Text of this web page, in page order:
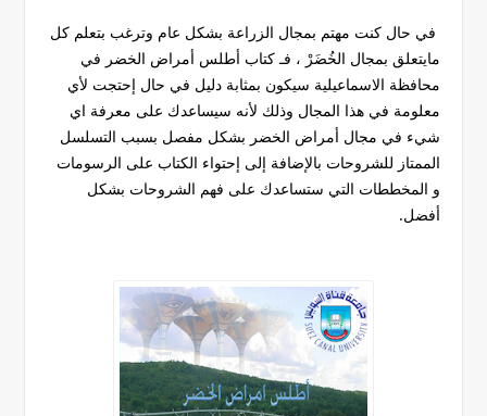
في حال كنت مهتم بمجال الزراعة بشكل عام وترغب بتعلم كل
مايتعلق بمجال الخُضَرْ ، فـ كتاب أطلس أمراض الخضر في
محافظة الاسماعيلية سيكون بمثابة دليل في حال إحتجت لأي
معلومة في هذا المجال وذلك لأنه سيساعدك على معرفة اي
شيء في مجال أمراض الخضر بشكل مفصل بسبب التسلسل
الممتاز للشروحات بالإضافة إلى إحتواء الكتاب على الرسومات
و المخططات التي ستساعدك على فهم الشروحات بشكل
أفضل.